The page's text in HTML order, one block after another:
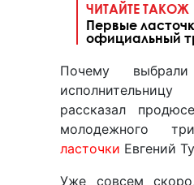
ЧИТАЙТЕ ТАКОЖ
Первые
официальный
Почему
рассказал
молодежного
ласточки Евгений
Уже совсем